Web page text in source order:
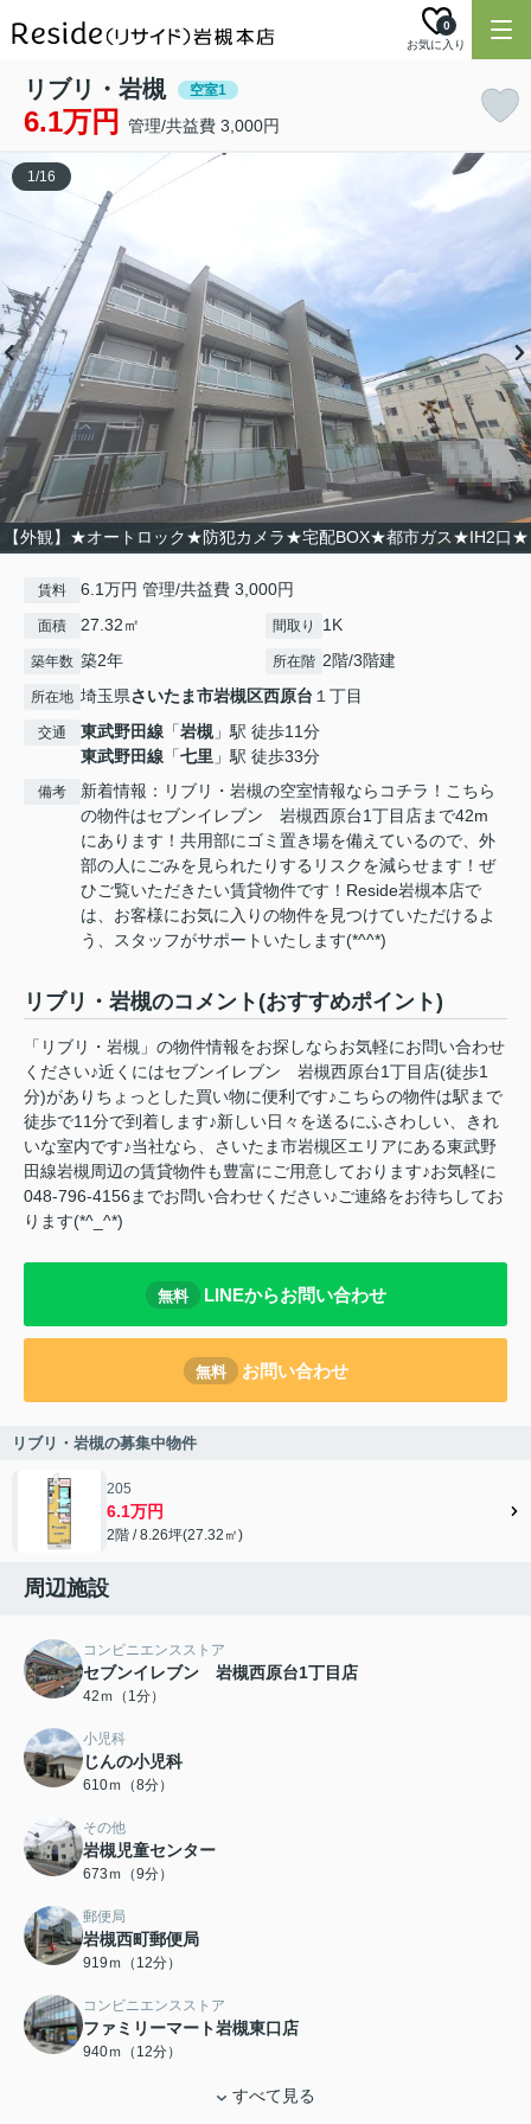
お気に入り
0
リブリ・岩槻 空室1
6.1万円 管理/共益費 3,000円
【外観】★オートロック★防犯カメラ★宅配BOX★都市ガス★IH2口★
1/16
賃料 6.1万円 管理/共益費 3,000円
面積 27.32㎡ 間取り 1K
築年数 築2年 所在階 2階/3階建
所在地 埼玉県さいたま市岩槻区西原台 １丁目
交通 東武野田線 「岩槻 」駅 徒歩11分
東武野田線 「七里 」駅 徒歩33分
備考
新着情報：リブリ・岩槻の空室情報ならコチラ！こちら
の物件はセブンイレブン 岩槻西原台1丁目店まで42m
にあります！共用部にゴミ置き場を備えているので、外
部の人にごみを見られたりするリスクを減らせます！ぜ
ひご覧いただきたい賃貸物件です！Reside岩槻本店で
は、お客様にお気に入りの物件を見つけていただけるよ
う、スタッフがサポートいたします(*^^*)
リブリ・岩槻のコメント(おすすめポイント)
「リブリ・岩槻」の物件情報をお探しならお気軽にお問い合わせ
ください♪近くにはセブンイレブン 岩槻西原台1丁目店(徒歩1
分)がありちょっとした買い物に便利です♪こちらの物件は駅まで
徒歩で11分で到着します♪新しい日々を送るにふさわしい、きれ
いな室内です♪当社なら、さいたま市岩槻区エリアにある東武野
田線岩槻周辺の賃貸物件も豊富にご用意しております♪お気軽に
048-796-4156までお問い合わせください♪ご連絡をお待ちしてお
ります(*^_^*)
無料 LINEからお問い合わせ
無料 お問い合わせ
リブリ・岩槻の募集中物件
205
6.1万円
2階 / 8.26坪(27.32㎡)
周辺施設
コンビニエンスストア
セブンイレブン 岩槻西原台1丁目店
42ｍ（1分）
小児科
じんの小児科
610ｍ（8分）
その他
岩槻児童センター
673ｍ（9分）
郵便局
岩槻西町郵便局
919ｍ（12分）
コンビニエンスストア
ファミリーマート岩槻東口店
940ｍ（12分）
すべて見る